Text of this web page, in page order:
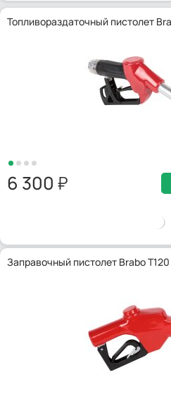
Топливораздаточный пистолет
6 300
Заправочный пистолет Brabo T120